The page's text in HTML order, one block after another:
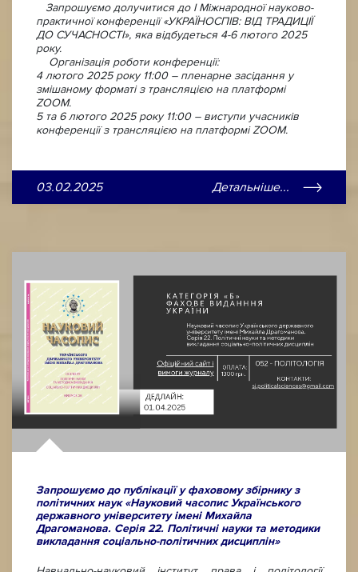
Запрошуємо долучитися до І Міжнародної науково-
практичної конференції «УКРАЇНОСПІВ: ВІД ТРАДИЦІЇ
ДО СУЧАСНОСТІ», яка відбудеться 4-6 лютого 2025
року.
Організація роботи конференції:
4 лютого 2025 року 11:00– пленарне засідання у
змішаному форматі з трансляцією на платформі
ZOOM.
5 та 6 лютого 2025 року 11:00– виступи учасників
конференції з трансляцією на платформі ZOOM.
03.02.2025 Детальніше...
Запрошуємо до публікації у фаховому збірнику з
політичних наук «Науковий часопис Українського
державного університету імені Михайла
Драгоманова. Серія 22. Політичні науки та методики
викладання соціально-політичних дисциплін»